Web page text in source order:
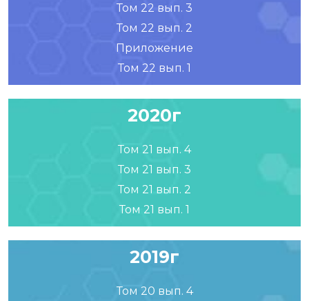
Том 22 вып. 3
Том 22 вып. 2
Приложение
Том 22 вып. 1
2020г
Том 21 вып. 4
Том 21 вып. 3
Том 21 вып. 2
Том 21 вып. 1
2019г
Том 20 вып. 4